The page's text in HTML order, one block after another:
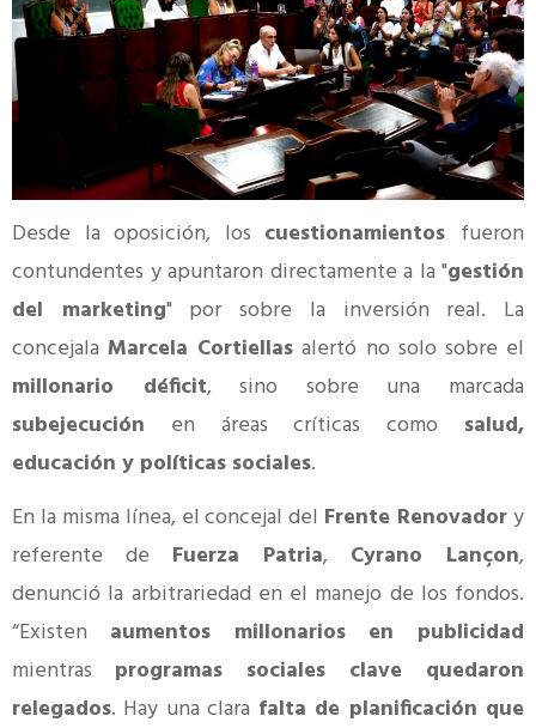
Desde la oposición, los cuestionamientos fueron
contundentes y apuntaron directamente a la "gestión
del marketing" por sobre la inversión real. La
concejalaMarcela Cortiellas alertó no solo sobre el
millonario déficit, sino sobre una marcada
subejecución en áreas críticas como salud,
educación y políticas sociales.
En la misma línea, el concejal del Frente Renovadory
referente de Fuerza Patria, Cyrano Lançon,
denunció la arbitrariedad en el manejo de los fondos.
“Existen aumentos millonarios en publicidad
mientras programas sociales clave quedaron
relegados. Hay una clara falta de planificación que